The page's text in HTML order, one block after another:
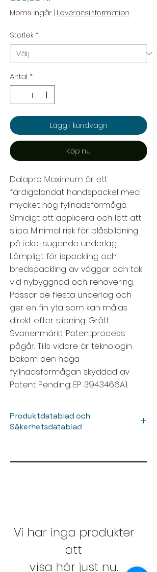
Moms ingår | Leveransinformation
Storlek*
Antal *
Lägg i kundvagn
Köp nu
Dalapro Maximum är ett
färdigblandat handspackel med
mycket hög fyllnadsförmåga.
Smidigt att applicera och lätt att
slipa. Minimal risk för blåsbildning
på icke-sugande underlag.
Lämpligt för ispackling och
bredspackling av väggar och tak
vid nybyggnad och renovering.
Passar de flesta underlag och
ger en fin yta som kan målas
direkt efter slipning. Grått.
Svanenmärkt. Patentprocess
pågår. Tills vidare är teknologin
bakom den höga
fyllnadsförmågan skyddad av
Patent Pending: EP 3943466A1.
Produktdatablad och
Säkerhetsdatablad
Vi har inga produkter
att
visa här just nu.